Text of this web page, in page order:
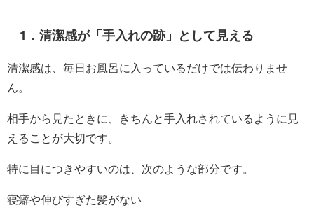
1．清潔感が「手入れの跡」として見える
清潔感は、毎日お風呂に入っているだけでは伝わりませ
ん。
相手から見たときに、きちんと手入れされているように見
えることが大切です。
特に目につきやすいのは、次のような部分です。
寝癖や伸びすぎた髪がない